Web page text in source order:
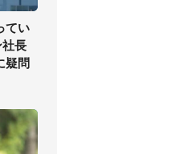
てい
長
疑問